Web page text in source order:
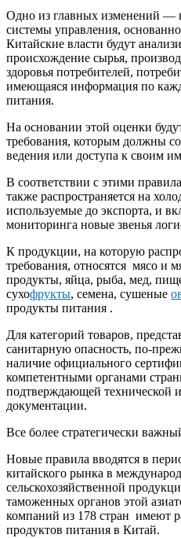
Одно из главных изменений —
системы управления,
Китайские власти будут
происхождение сырья,
здоровья потребителей,
имеющаяся информация по
питания.
На основании этой оценки
требования, которым должны
ведения или доступа к своим
В соответствии с этими
также распространяется на
используемые до экспорта, и
мониторинга новые звенья
К продукции, на которую
требования, относятся мясо и
продукты, яйца, рыба, мед,
сухофрукты, семена, сушеные
продукты питания .
Для категорий товаров,
санитарную опасность, по-
наличие официального
компетентными органами
подтверждающей технической
документации.
Все более стратегически
Новые правила вводятся в
китайского рынка в
сельскохозяйственной
таможенных органов этой
компаний из 178 стран имеют
продуктов питания в Китай.